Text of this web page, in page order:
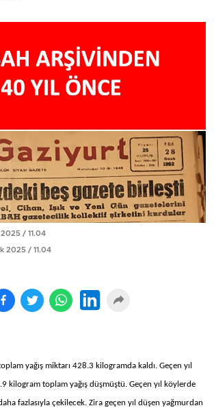
/ 11.04
2025 / 11.04
yağış miktarı 428.3 kilogramda kaldı. Geçen yıl
kilogram toplam yağış düşmüştü. Geçen yıl köylerde
fazlasıyla çekilecek. Zira geçen yıl düşen yağmurdan